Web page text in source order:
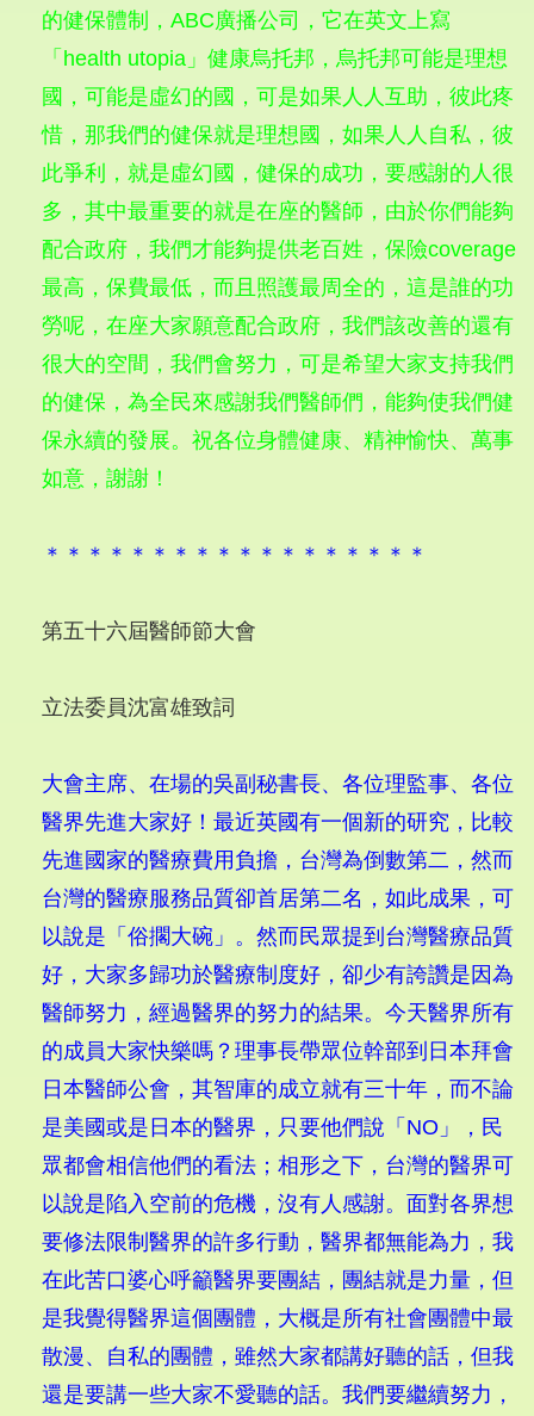
的健保體制，ABC廣播公司，它在英文上寫
「health utopia」健康烏托邦，烏托邦可能是理想
國，可能是虛幻的國，可是如果人人互助，彼此疼
惜，那我們的健保就是理想國，如果人人自私，彼
此爭利，就是虛幻國，健保的成功，要感謝的人很
多，其中最重要的就是在座的醫師，由於你們能夠
配合政府，我們才能夠提供老百姓，保險coverage
最高，保費最低，而且照護最周全的，這是誰的功
勞呢，在座大家願意配合政府，我們該改善的還有
很大的空間，我們會努力，可是希望大家支持我們
的健保，為全民來感謝我們醫師們，能夠使我們健
保永續的發展。祝各位身體健康、精神愉快、萬事
如意，謝謝！
＊＊＊＊＊＊＊＊＊＊＊＊＊＊＊＊＊＊
第五十六屆醫師節大會
立法委員沈富雄致詞
大會主席、在場的吳副秘書長、各位理監事、各位
醫界先進大家好！最近英國有一個新的研究，比較
先進國家的醫療費用負擔，台灣為倒數第二，然而
台灣的醫療服務品質卻首居第二名，如此成果，可
以說是「俗擱大碗」。然而民眾提到台灣醫療品質
好，大家多歸功於醫療制度好，卻少有誇讚是因為
醫師努力，經過醫界的努力的結果。今天醫界所有
的成員大家快樂嗎？理事長帶眾位幹部到日本拜會
日本醫師公會，其智庫的成立就有三十年，而不論
是美國或是日本的醫界，只要他們說「NO」，民
眾都會相信他們的看法；相形之下，台灣的醫界可
以說是陷入空前的危機，沒有人感謝。面對各界想
要修法限制醫界的許多行動，醫界都無能為力，我
在此苦口婆心呼籲醫界要團結，團結就是力量，但
是我覺得醫界這個團體，大概是所有社會團體中最
散漫、自私的團體，雖然大家都講好聽的話，但我
還是要講一些大家不愛聽的話。我們要繼續努力，